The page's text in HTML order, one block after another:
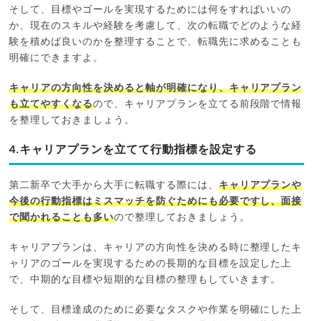
そして、目標やゴールを実現するためには何をすればいいの
か、現在のスキルや経験を考慮して、次の転職でどのような経
験を積めば良いのかを整理することで、転職先に求めることも
明確にできますよ。
キャリアの方向性を決めると軸が明確になり、キャリアプラン
も立てやすくなるので、キャリアプランを立てる前段階で情報
を整理しておきましょう。
4.キャリアプランを立てて行動指標を設定する
第二新卒で大手から大手に転職する際には、 キャリアプランや
今後の行動指標はミスマッチを防ぐためにも必要ですし、面接
で聞かれることも多いので整理しておきましょう。
キャリアプランは、キャリアの方向性を決める時に整理したキ
ャリアのゴールを実現するための長期的な目標を設定した上
で、中期的な目標や短期的な目標の整理もしていきます。
そして、目標達成のために必要なタスクや作業を明確にした上